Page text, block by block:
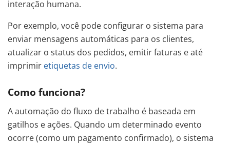
interação humana.
Por exemplo, você pode configurar o sistema para
enviar mensagens automáticas para os clientes,
atualizar o status dos pedidos, emitir faturas e até
imprimir etiquetas de envio.
Como funciona?
A automação do fluxo de trabalho é baseada em
gatilhos e ações. Quando um determinado evento
ocorre (como um pagamento confirmado), o sistema